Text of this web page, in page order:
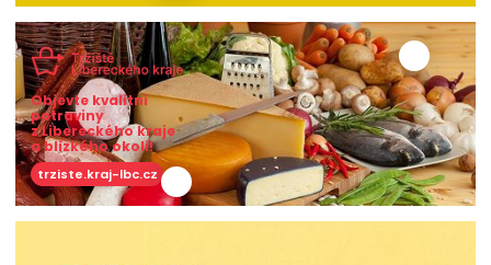
Objevte kvalitní
potraviny
z Libereckého kraje
a blízkého okolí!
trziste.kraj-lbc.cz